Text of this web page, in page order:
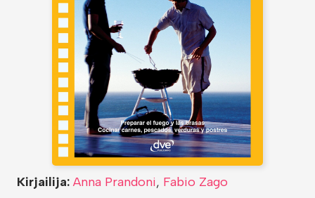
Kirjailija: Anna Prandoni, Fabio Zago